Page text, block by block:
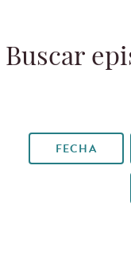
Buscar
FECHA